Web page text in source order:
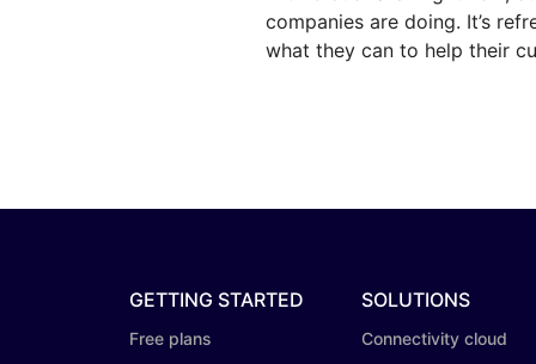
companies are doing. It’s
what they can to help their
GETTING STARTED
Free plans
SOLUTIONS
Connectivity cloud